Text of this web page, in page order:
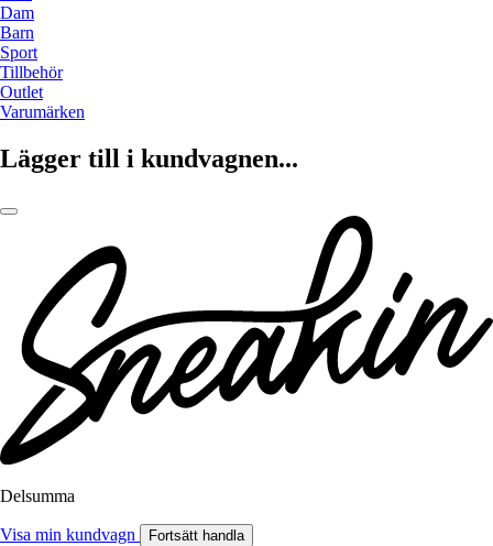
Dam
Barn
Sport
Tillbehör
Outlet
Varumärken
Lägger till i kundvagnen...
Delsumma
Visa min kundvagn Fortsätt handla